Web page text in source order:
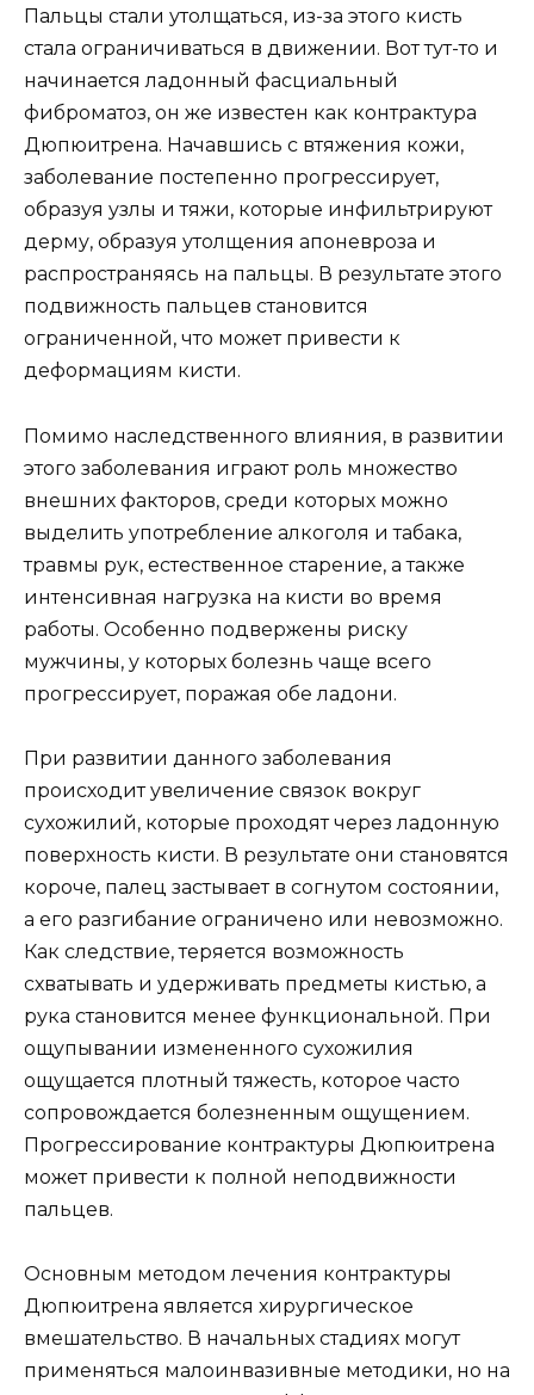
Пальцы стали утолщаться, из-за этого кисть
стала ограничиваться в движении. Вот тут-то и
начинается ладонный фасциальный
фиброматоз, он же известен как контрактура
Дюпюитрена. Начавшись с втяжения кожи,
заболевание постепенно прогрессирует,
образуя узлы и тяжи, которые инфильтрируют
дерму, образуя утолщения апоневроза и
распространяясь на пальцы. В результате этого
подвижность пальцев становится
ограниченной, что может привести к
деформациям кисти.
Помимо наследственного влияния, в развитии
этого заболевания играют роль множество
внешних факторов, среди которых можно
выделить употребление алкоголя и табака,
травмы рук, естественное старение, а также
интенсивная нагрузка на кисти во время
работы. Особенно подвержены риску
мужчины, у которых болезнь чаще всего
прогрессирует, поражая обе ладони.
При развитии данного заболевания
происходит увеличение связок вокруг
сухожилий, которые проходят через ладонную
поверхность кисти. В результате они становятся
короче, палец застывает в согнутом состоянии,
а его разгибание ограничено или невозможно.
Как следствие, теряется возможность
схватывать и удерживать предметы кистью, а
рука становится менее функциональной. При
ощупывании измененного сухожилия
ощущается плотный тяжесть, которое часто
сопровождается болезненным ощущением.
Прогрессирование контрактуры Дюпюитрена
может привести к полной неподвижности
пальцев.
Основным методом лечения контрактуры
Дюпюитрена является хирургическое
вмешательство. В начальных стадиях могут
применяться малоинвазивные методики, но на